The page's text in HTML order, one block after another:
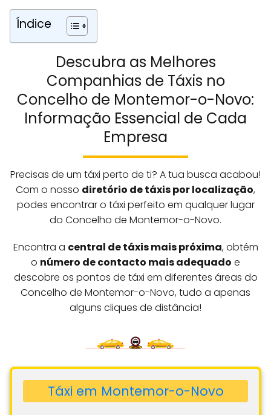
Índice
Descubra as Melhores
Companhias de Táxis no
Concelho de Montemor-o-Novo:
Informação Essencial de Cada
Empresa
Precisas de um táxi perto de ti? A tua busca acabou!
Com o nosso diretório de táxis por localização,
podes encontrar o táxi perfeito em qualquer lugar
do Concelho de Montemor-o-Novo.
Encontra a central de táxis mais próxima, obtém
o número de contacto mais adequado e
descobre os pontos de táxi em diferentes áreas do
Concelho de Montemor-o-Novo, tudo a apenas
alguns cliques de distância!
Táxi em Montemor-o-Novo